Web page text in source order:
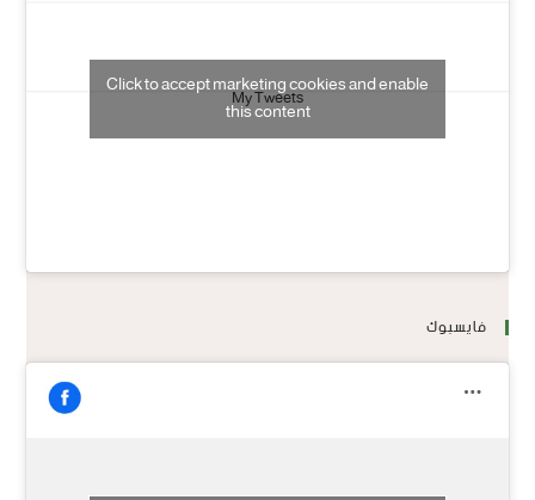
My Tweets
Click to accept marketing cookies and enable
this content
فايسبوك